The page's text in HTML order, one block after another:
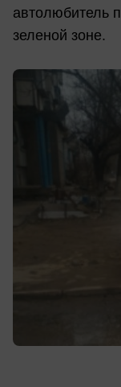
автолюбитель
зеленой зоне.